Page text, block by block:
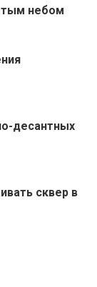
небом
десантных
сквер в